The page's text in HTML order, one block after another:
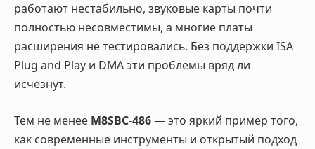
работают нестабильно, звуковые карты почти
полностью несовместимы, а многие платы
расширения не тестировались. Без поддержки ISA
Plug and Play и DMA эти проблемы вряд ли
исчезнут.
Тем не менее M8SBC-486— это яркий пример того,
как современные инструменты и открытый подход